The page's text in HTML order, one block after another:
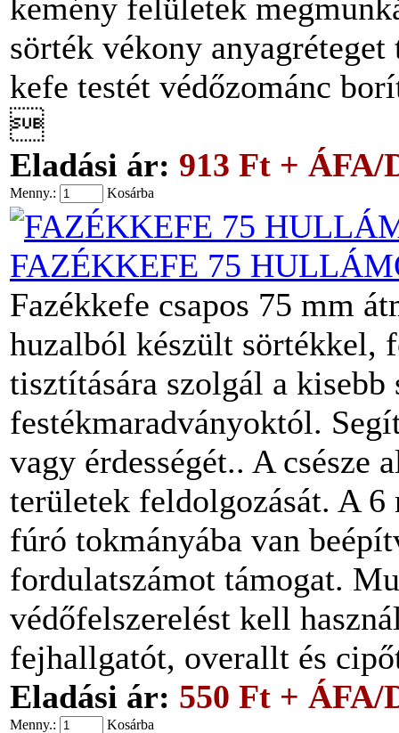
kemény felületek
sörték vékony
kefe testét védőzománc

Eladási ár: 913 Ft + ÁFA/
Menny.: Kosárba
FAZÉKKEFE 75
Fazékkefe csapos 75 mm
huzalból készült sörtékkel,
tisztítására szolgál a kisebb
festékmaradványoktól.
vagy érdességét.. A csésze
területek feldolgozását. A
fúró tokmányába van
fordulatszámot támogat.
védőfelszerelést kell
fejhallgatót, overallt és
Eladási ár: 550 Ft + ÁFA/
Menny.: Kosárba